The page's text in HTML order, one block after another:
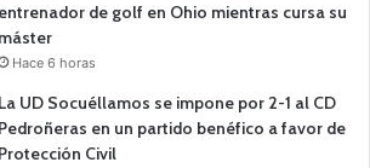
entrenador de golf en Ohio mientras cursa su
máster
Hace 6 horas
La UD Socuéllamos se impone por 2-1 al CD
Pedroñeras en un partido benéfico a favor de
Protección Civil